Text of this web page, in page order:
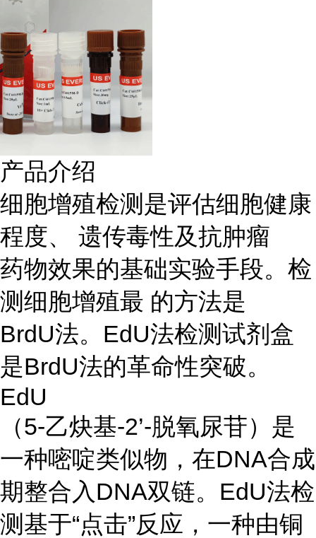
产品介绍
细胞增殖检测是评估细胞健康
程度、 遗传毒性及抗肿瘤
药物效果的基础实验手段。检
测细胞增殖最 的方法是
BrdU法。EdU法检测试剂盒
是BrdU法的革命性突破。
EdU
（5-乙炔基-2’-脱氧尿苷）是
一种嘧啶类似物，在DNA合成
期整合入DNA双链。EdU法检
测基于“点击”反应，一种由铜